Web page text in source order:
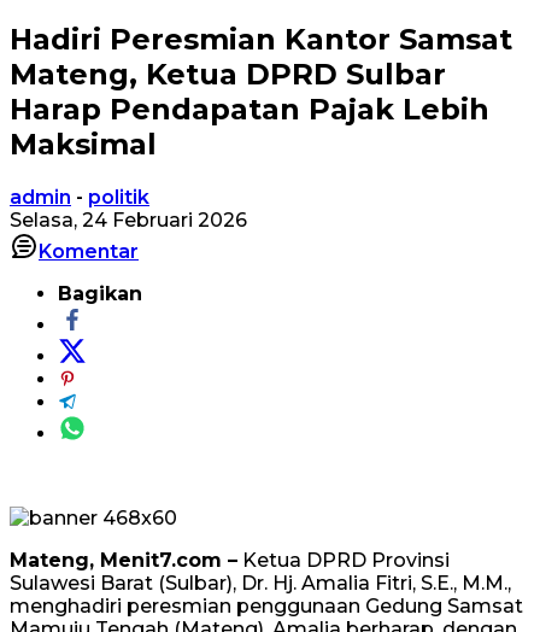
Hadiri Peresmian Kantor Samsat
Mateng, Ketua DPRD Sulbar
Harap Pendapatan Pajak Lebih
Maksimal
admin - politik
Selasa, 24 Februari 2026
Komentar
Bagikan
Mateng, Menit7.com – Ketua DPRD Provinsi
Sulawesi Barat (Sulbar), Dr. Hj. Amalia Fitri, S.E., M.M.,
menghadiri peresmian penggunaan Gedung Samsat